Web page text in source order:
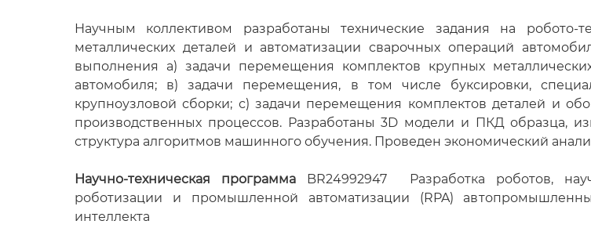
Научным коллективом разработаны технические задания на
металлических деталей и автоматизации сварочных операций
выполнения а) задачи перемещения комплектов крупных
автомобиля; в) задачи перемещения, в том числе буксировки,
крупноузловой сборки; с) задачи перемещения комплектов деталей и
производственных процессов. Разработаны 3D модели и ПКД образца,
структура алгоритмов машинного обучения. Проведен экономический
Научно-техническая программа BR24992947 Разработка роботов,
роботизации и промышленной автоматизации (RPA)
интеллекта